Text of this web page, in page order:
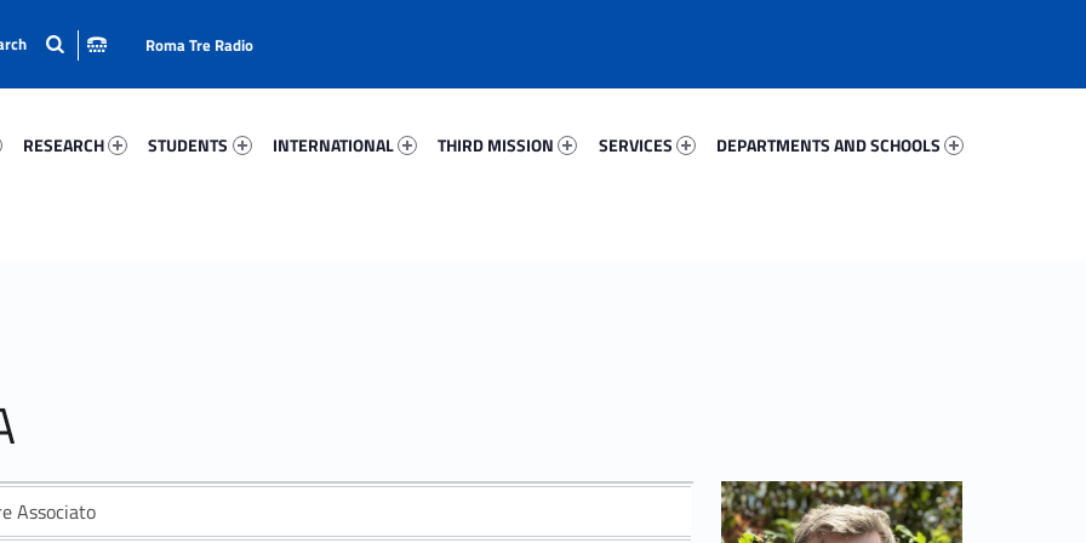
RESEARCH
STUDENTS
INTERNATIONAL
THIRD MISSION
SERVICES
DEPARTMENTS AND SCHOOLS
Roma Tre Radio
Associato